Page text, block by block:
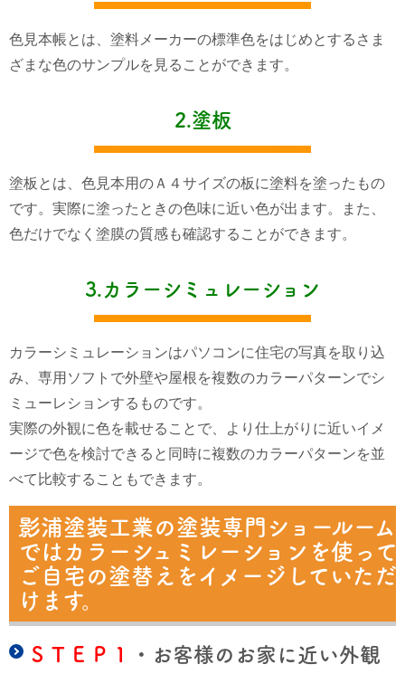
色見本帳とは、塗料メーカーの標準色をはじめとするさま
ざまな色のサンプルを見ることができます。
2.塗板
塗板とは、色見本用のＡ４サイズの板に塗料を塗ったもの
です。 実際に塗ったときの色味に近い色が出ます。また、
色だけでなく塗膜の質感も確認することができます。
3.カラーシミュレーション
カラーシミュレーションはパソコンに住宅の写真を取り込
み、専用ソフトで外壁や屋根を複数のカラーパターンでシ
ミューレションするものです。
実際の外観に色を載せることで、より仕上がりに近いイメ
ージで色を検討できると同時に複数のカラーパターンを並
べて比較することもできます。
影浦塗装工業の塗装専門ショールーム
ではカラーシュミレーションを使って
ご自宅の塗替えをイメージしていただ
けます。
ＳＴＥＰ１
・お客様のお家に近い外観